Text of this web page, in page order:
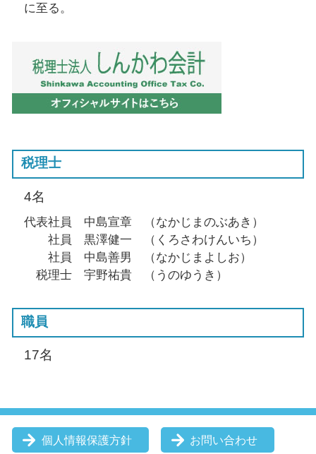
に至る。
税理士
4名
代表社員 中島宣章 （なかじまのぶあき）
社員 黒澤健一 （くろさわけんいち）
社員 中島善男 （なかじまよしお）
税理士 宇野祐貴 （うのゆうき）
職員
17名
個人情報保護方針 お問い合わせ